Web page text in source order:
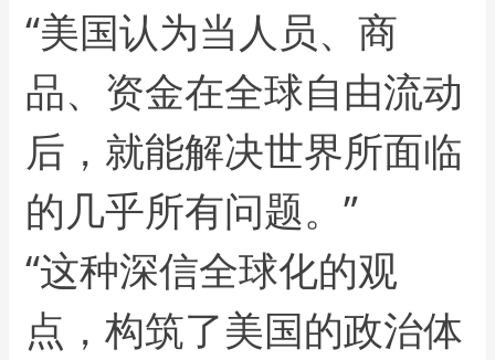
“美国认为当人员、商
品、资金在全球自由流动
后，就能解决世界所面临
的几乎所有问题。”
“这种深信全球化的观
点，构筑了美国的政治体